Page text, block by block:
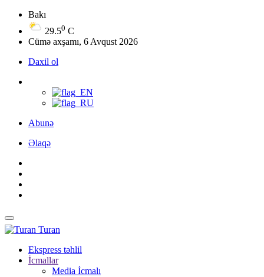
Bakı
29.50 C
Cümə axşamı, 6 Avqust 2026
Daxil ol
Abunə
Əlaqə
Turan
Ekspress təhlil
İcmallar
Media İcmalı